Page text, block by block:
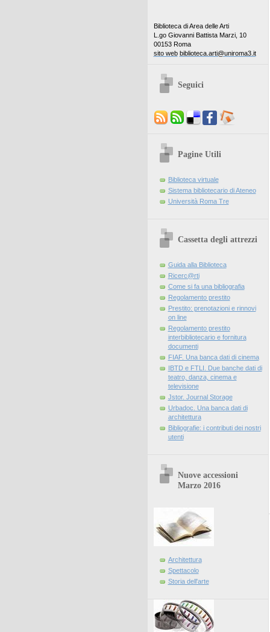
Biblioteca di Area delle Arti
L.go Giovanni Battista Marzi, 10
00153 Roma
sito web biblioteca.arti@uniroma3.it
Seguici
Pagine Utili
Biblioteca virtuale
Sistema bibliotecario di Ateneo
Università Roma Tre
Cassetta degli attrezzi
Guida alla Biblioteca
Ricerc@rti
Come si fa una bibliografia
Regolamento prestito
Prestito: prenotazioni e rinnovi
on line
Regolamento prestito
interbibliotecario e fornitura
documenti
FIAF. Una banca dati di cinema
IBTD e FTLI. Due banche dati di
teatro, danza, cinema e
televisione
Jstor. Journal Storage
Urbadoc. Una banca dati di
architettura
Bibliografie: i contributi dei nostri
utenti
Nuove accessioni
Marzo 2016
Architettura
Spettacolo
Storia dell'arte